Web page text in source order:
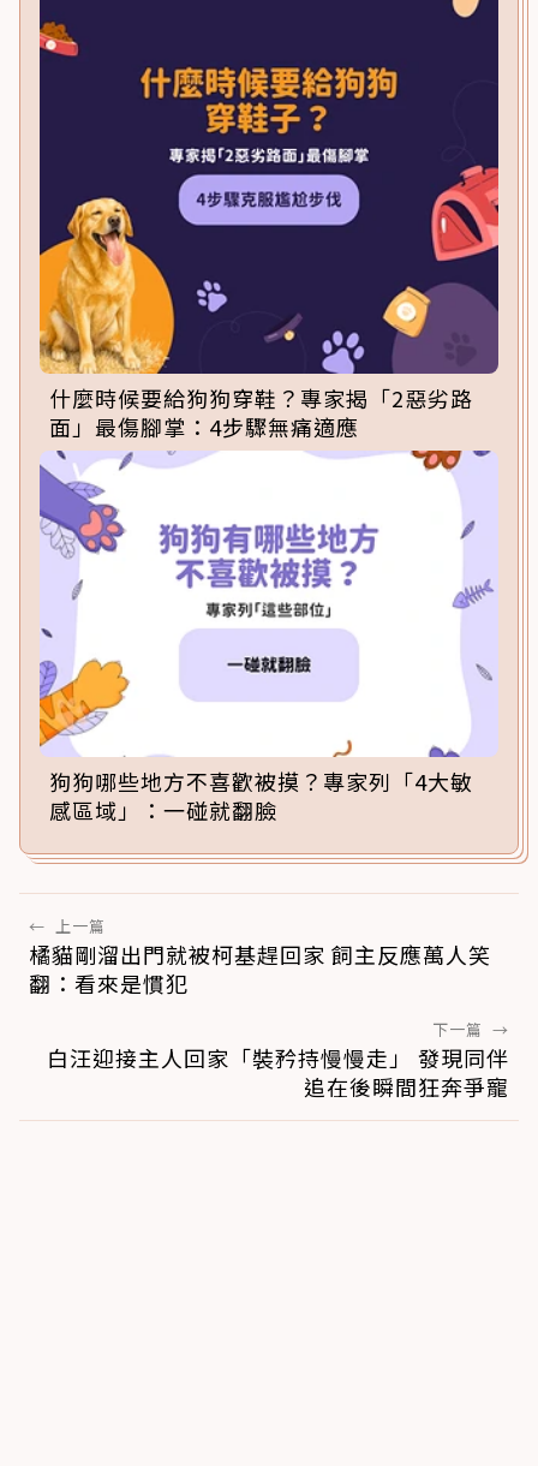
什麼時候要給狗狗穿鞋？專家揭「2惡劣路
面」最傷腳掌：4步驟無痛適應
狗狗哪些地方不喜歡被摸？專家列「4大敏
感區域」：一碰就翻臉
← 上一篇
橘貓剛溜出門就被柯基趕回家 飼主反應萬人笑
翻：看來是慣犯
下一篇 →
白汪迎接主人回家「裝矜持慢慢走」 發現同伴
追在後瞬間狂奔爭寵